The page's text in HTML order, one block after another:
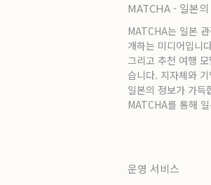
MATCHA - 일본
MATCHA는 일본
개하는 미디어입니
그리고 추천 여행
습니다. 지자체와
일본의 정보가 가득
MATCHA를 통해
운영 서비스